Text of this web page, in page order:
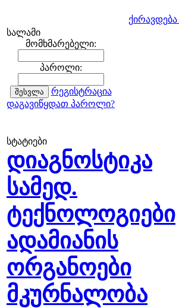
სალამი
მომხმარებელი:
პაროლი:
რეგისტრაცია
დაგავიწყდათ პაროლი?
სტატიები
დიაგნოსტიკა
სამედ.
ტექნოლოგიები
ადამიანის
ორგანოები
მკურნალობა